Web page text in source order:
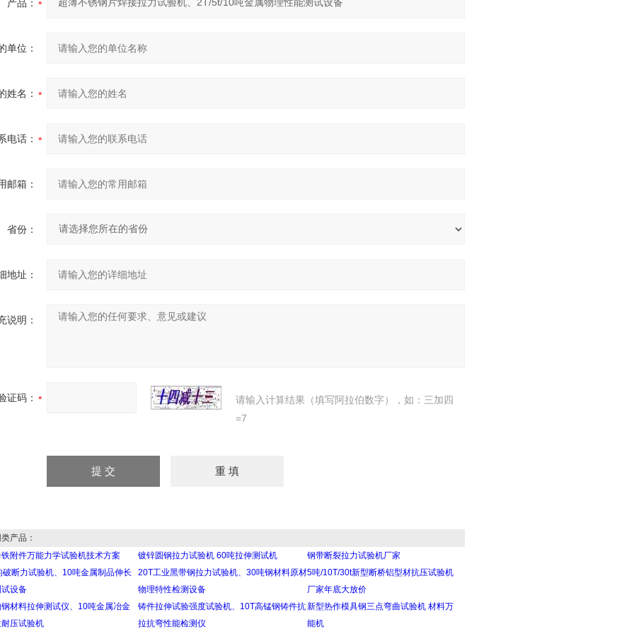
产品：
单位：
姓名：
电话：
邮箱：
省份：
地址：
说明：
证码：
请输入计算结果（填写阿拉伯数字），如：三加四
=7
产品：
附件万能力学试验机技术方案
镀锌圆钢拉力试验机 60吨拉伸测试机
钢带断裂拉力试验机厂家
破断力试验机、10吨金属制品伸长
设备
20T工业黑带钢拉力试验机、30吨钢材料原材
物理特性检测设备
5吨/10T/30t新型断桥铝型材抗压试验机
厂家年底大放价
材料拉伸测试仪、10吨金属冶金
压试验机
铸件拉伸试验强度试验机、10T高锰钢铸件抗
拉抗弯性能检测仪
新型热作模具钢三点弯曲试验机 材料万
能机